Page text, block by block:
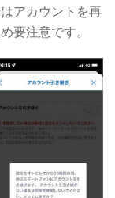
アカウントを再
要注意です。